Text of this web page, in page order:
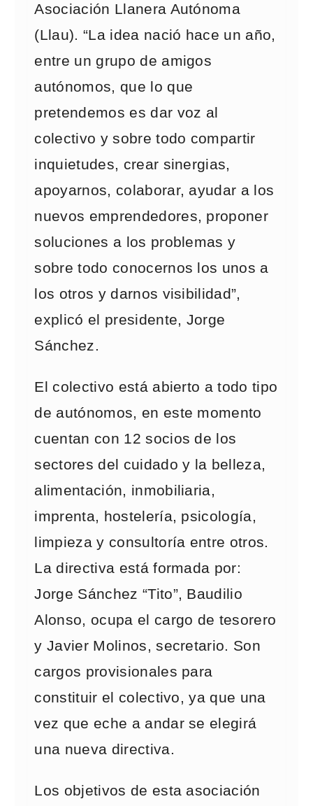
Asociación Llanera Autónoma
(Llau). “La idea nació hace un año,
entre un grupo de amigos
autónomos, que lo que
pretendemos es dar voz al
colectivo y sobre todo compartir
inquietudes, crear sinergias,
apoyarnos, colaborar, ayudar a los
nuevos emprendedores, proponer
soluciones a los problemas y
sobre todo conocernos los unos a
los otros y darnos visibilidad”,
explicó el presidente, Jorge
Sánchez.
El colectivo está abierto a todo tipo
de autónomos, en este momento
cuentan con 12 socios de los
sectores del cuidado y la belleza,
alimentación, inmobiliaria,
imprenta, hostelería, psicología,
limpieza y consultoría entre otros.
La directiva está formada por:
Jorge Sánchez “Tito”, Baudilio
Alonso, ocupa el cargo de tesorero
y Javier Molinos, secretario. Son
cargos provisionales para
constituir el colectivo, ya que una
vez que eche a andar se elegirá
una nueva directiva.
Los objetivos de esta asociación